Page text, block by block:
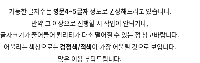
가능한 글자수는영문4~5글자정도로 권장해드리고 있습니다.
만약 그 이상으로 진행할 시 작업이 안되거나,
글자크기가 줄어들어 퀄리티가 다소 떨어질 수 있는 점 참고바랍니다.
어울리는 색상으로는검정색/적색이 가장 어울릴 것으로 보입니다.
많은 이용 부탁드립니다.